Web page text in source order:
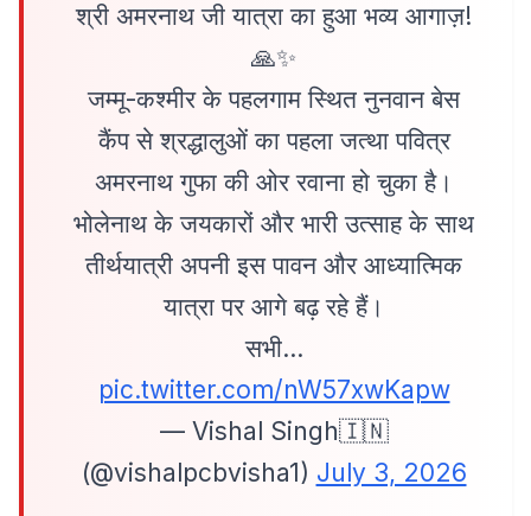
श्री अमरनाथ जी यात्रा का हुआ भव्य आगाज़!
🙏✨
जम्मू-कश्मीर के पहलगाम स्थित नुनवान बेस
कैंप से श्रद्धालुओं का पहला जत्था पवित्र
अमरनाथ गुफा की ओर रवाना हो चुका है।
भोलेनाथ के जयकारों और भारी उत्साह के साथ
तीर्थयात्री अपनी इस पावन और आध्यात्मिक
यात्रा पर आगे बढ़ रहे हैं।
सभी…
pic.twitter.com/nW57xwKapw
— Vishal Singh🇮🇳
(@vishalpcbvisha1) July 3, 2026